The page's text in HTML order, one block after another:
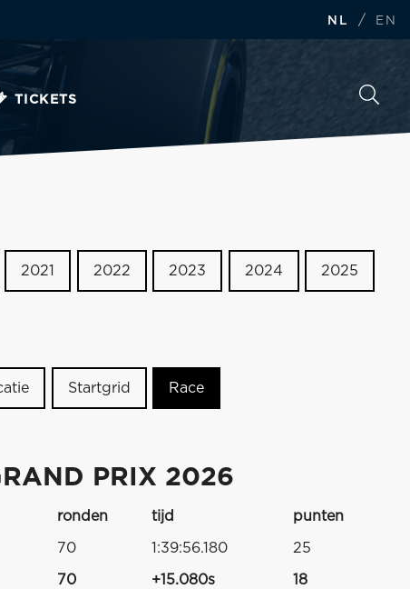
NL / EN
TICKETS
2021 2022 2023 2024 2025
Startgrid Race
PRIX 2026
ronden tijd punten
70 1:39:56.180 25
70 +15.080s 18